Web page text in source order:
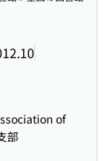
of
部